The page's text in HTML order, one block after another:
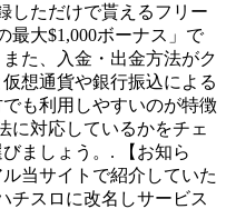
しただけで貰えるフリー
最大$1,000ボーナス」で
た、入金・出金方法がク
想通貨や銀行振込による
も利用しやすいのが特徴
に対応しているかをチェ
ましょう。. 【お知ら
当サイトで紹介していた
チスロに改名しサービス